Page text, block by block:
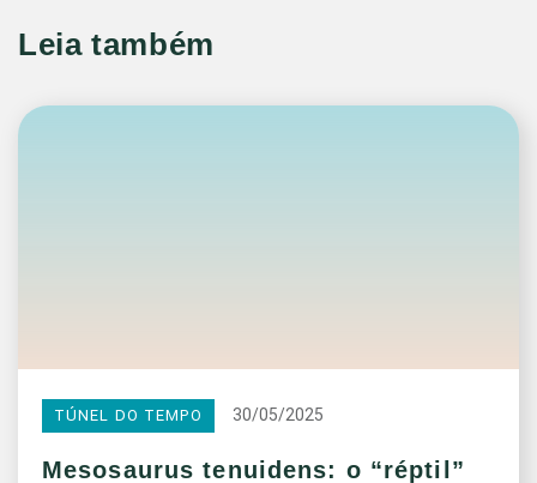
Leia também
TÚNEL DO TEMPO 30/05/2025
Mesosaurus tenuidens: o “réptil”